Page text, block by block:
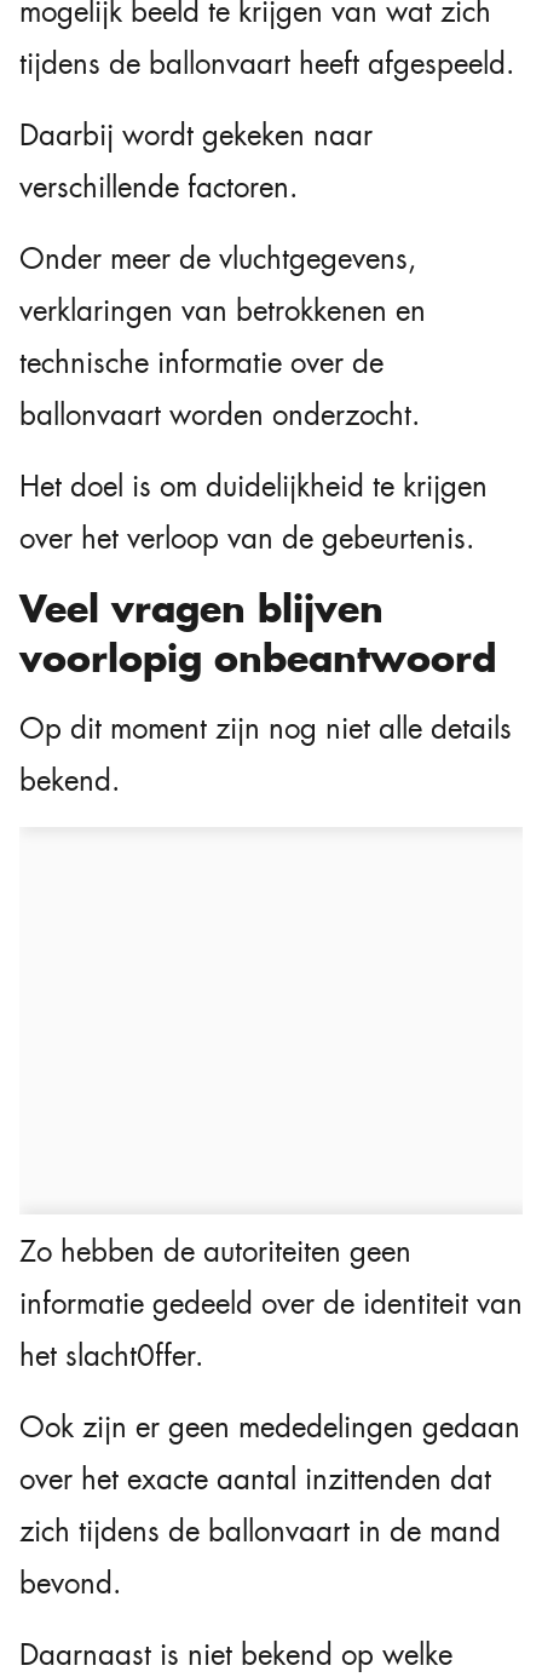
mogelijk beeld te krijgen van wat zich
tijdens de ballonvaart heeft afgespeeld.
Daarbij wordt gekeken naar
verschillende factoren.
Onder meer de vluchtgegevens,
verklaringen van betrokkenen en
technische informatie over de
ballonvaart worden onderzocht.
Het doel is om duidelijkheid te krijgen
over het verloop van de gebeurtenis.
Veel vragen blijven
voorlopig onbeantwoord
Op dit moment zijn nog niet alle details
bekend.
Zo hebben de autoriteiten geen
informatie gedeeld over de identiteit van
het slacht0ffer.
Ook zijn er geen mededelingen gedaan
over het exacte aantal inzittenden dat
zich tijdens de ballonvaart in de mand
bevond.
Daarnaast is niet bekend op welke